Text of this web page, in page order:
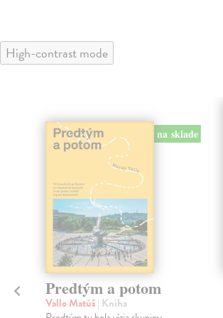
High-contrast mode
na sklade
Predtým a potom
Vallo Matúš| Kniha